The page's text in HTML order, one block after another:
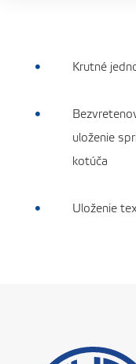
 Krutné

uloženie
kotúča
 Uloženie